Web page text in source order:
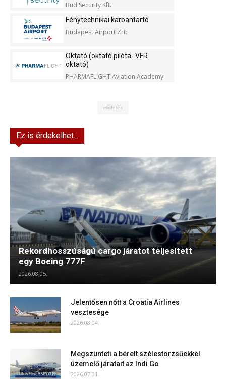
Bud Security Kft.
Fénytechnikai karbantartó
Budapest Airport Zrt.
Oktató (oktató pilóta- VFR
oktató)
PHARMAFLIGHT Aviation Academy
Kft.
Hirdetés
Ez is érdekelhet...
Rekordhosszúságú cargo járatot teljesített
egy Boeing 777F
2026.08.05.
Jelentősen nőtt a Croatia Airlines
vesztesége
2026.08.04.
Megszünteti a bérelt szélestörzsűekkel
üzemelő járatait az Indi Go
2026.07.31.